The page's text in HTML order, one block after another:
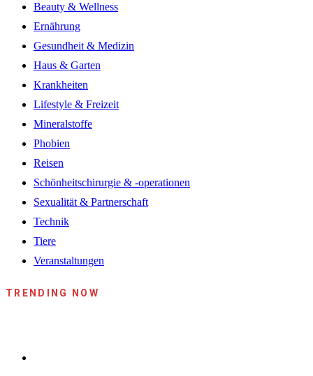
Beauty & Wellness
Ernährung
Gesundheit & Medizin
Haus & Garten
Krankheiten
Lifestyle & Freizeit
Mineralstoffe
Phobien
Reisen
Schönheitschirurgie & -operationen
Sexualität & Partnerschaft
Technik
Tiere
Veranstaltungen
TRENDING NOW